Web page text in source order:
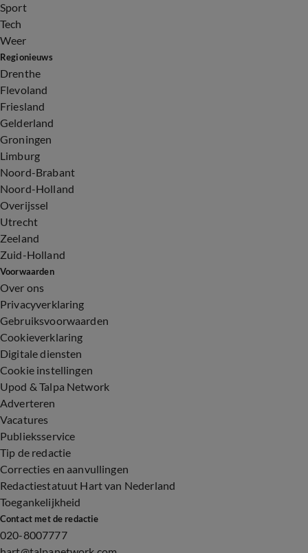
Sport
Tech
Weer
Regionieuws
Drenthe
Flevoland
Friesland
Gelderland
Groningen
Limburg
Noord-Brabant
Noord-Holland
Overijssel
Utrecht
Zeeland
Zuid-Holland
Voorwaarden
Over ons
Privacyverklaring
Gebruiksvoorwaarden
Cookieverklaring
Digitale diensten
Cookie instellingen
Upod & Talpa Network
Adverteren
Vacatures
Publieksservice
Tip de redactie
Correcties en aanvullingen
Redactiestatuut Hart van Nederland
Toegankelijkheid
Contact met de redactie
020-8007777